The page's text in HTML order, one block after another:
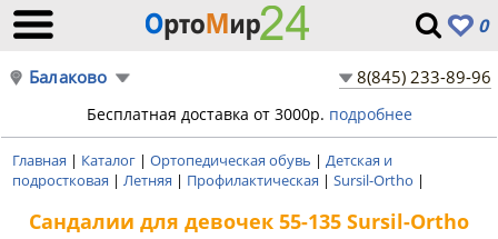
0
Балаково 8(845) 233-89-96
Бесплатная доставка от 3000р. подробнее
Главная | Каталог | Ортопедическая обувь | Детская и
подростковая | Летняя | Профилактическая | Sursil-Ortho |
Сандалии для девочек 55-135 Sursil-Ortho